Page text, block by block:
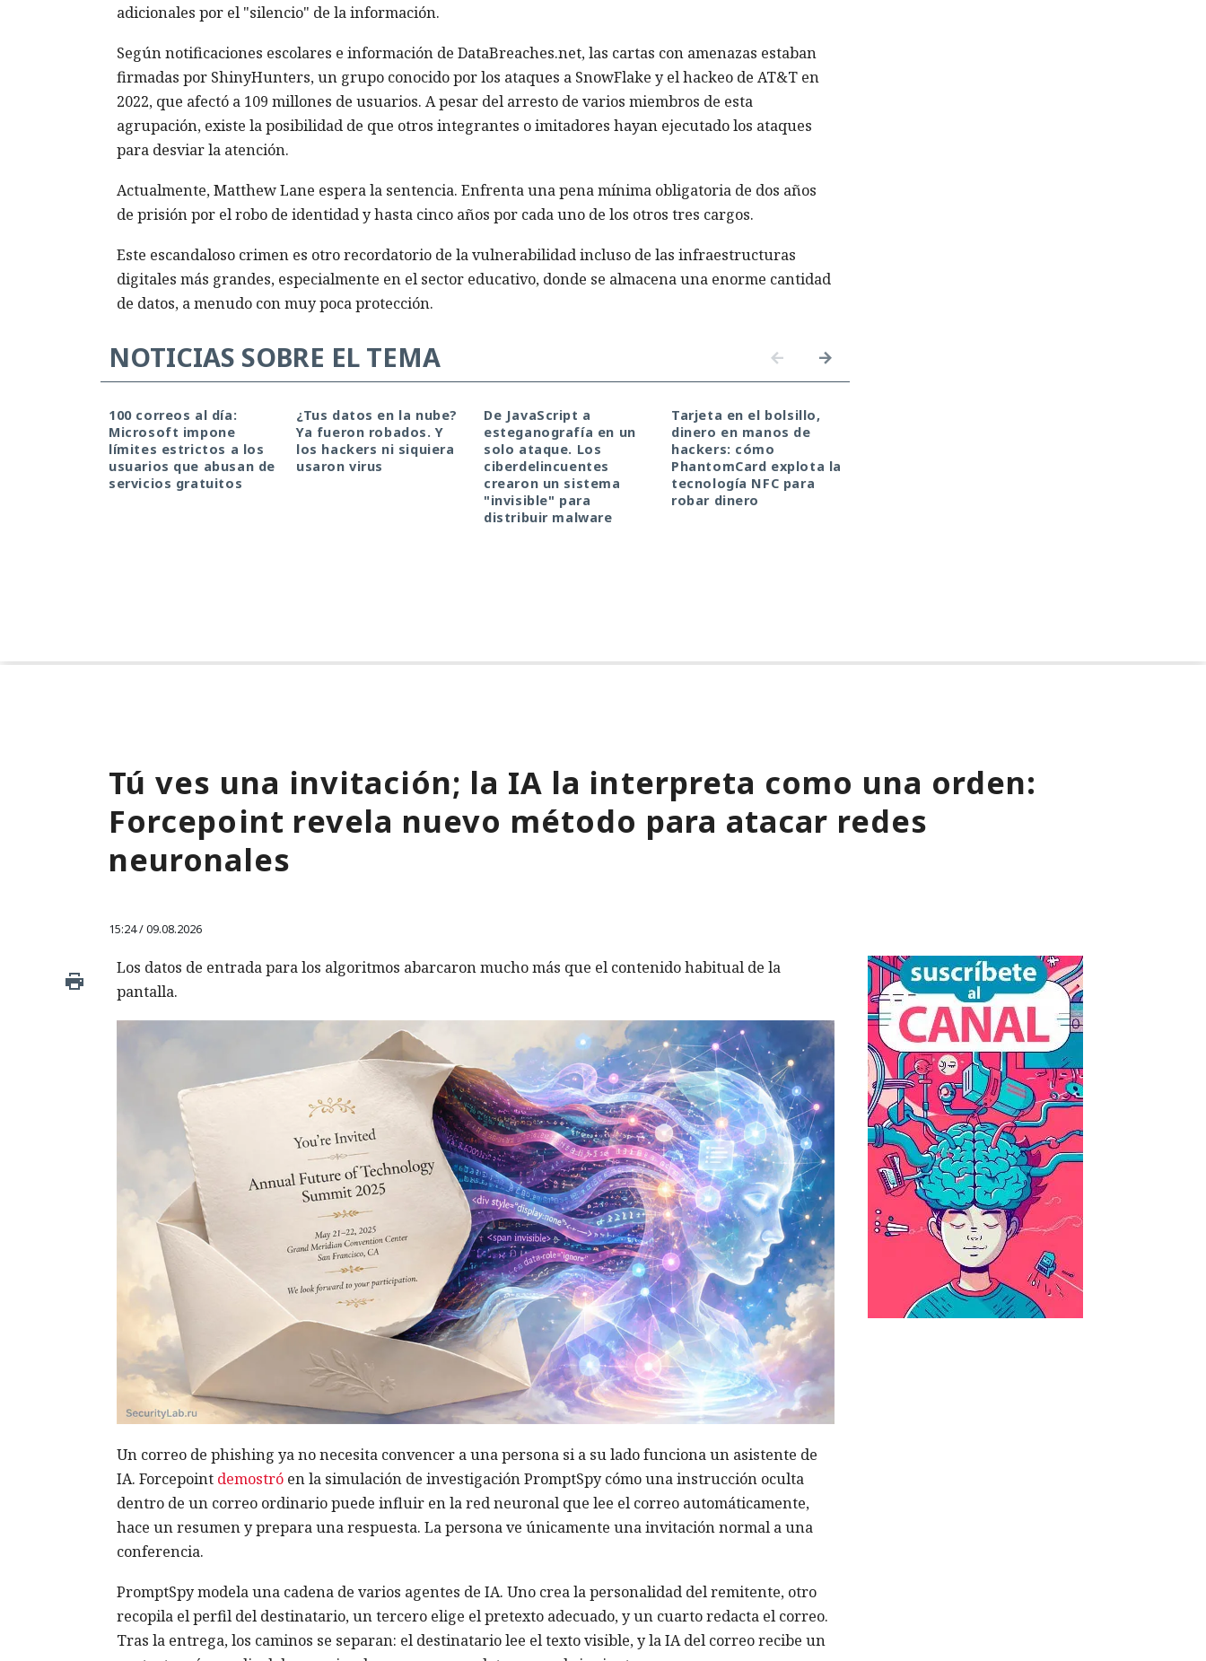
adicionales por el "silencio" de la información.
Según notificaciones escolares e información de DataBreaches.net, las cartas con amenazas estaban
firmadas por ShinyHunters, un grupo conocido por los ataques a SnowFlake y el hackeo de AT&T en
2022, que afectó a 109 millones de usuarios. A pesar del arresto de varios miembros de esta
agrupación, existe la posibilidad de que otros integrantes o imitadores hayan ejecutado los ataques
para desviar la atención.
Actualmente, Matthew Lane espera la sentencia. Enfrenta una pena mínima obligatoria de dos años
de prisión por el robo de identidad y hasta cinco años por cada uno de los otros tres cargos.
Este escandaloso crimen es otro recordatorio de la vulnerabilidad incluso de las infraestructuras
digitales más grandes, especialmente en el sector educativo, donde se almacena una enorme cantidad
de datos, a menudo con muy poca protección.
NOTICIAS SOBRE EL TEMA
100 correos al día:
Microsoft impone
límites estrictos a los
usuarios que abusan de
servicios gratuitos
¿Tus datos en la nube?
Ya fueron robados. Y
los hackers ni siquiera
usaron virus
De JavaScript a
esteganografía en un
solo ataque. Los
ciberdelincuentes
crearon un sistema
"invisible" para
distribuir malware
Tarjeta en el bolsillo,
dinero en manos de
hackers: cómo
PhantomCard explota la
tecnología NFC para
robar dinero
Tú ves una invitación; la IA la interpreta como una orden:
Forcepoint revela nuevo método para atacar redes
neuronales
15:24 / 09.08.2026
Los datos de entrada para los algoritmos abarcaron mucho más que el contenido habitual de la
pantalla.
Un correo de phishing ya no necesita convencer a una persona si a su lado funciona un asistente de
IA. Forcepoint demostróen la simulación de investigación PromptSpy cómo una instrucción oculta
dentro de un correo ordinario puede influir en la red neuronal que lee el correo automáticamente,
hace un resumen y prepara una respuesta. La persona ve únicamente una invitación normal a una
conferencia.
PromptSpy modela una cadena de varios agentes de IA. Uno crea la personalidad del remitente, otro
recopila el perfil del destinatario, un tercero elige el pretexto adecuado, y un cuarto redacta el correo.
Tras la entrega, los caminos se separan: el destinatario lee el texto visible, y la IA del correo recibe un